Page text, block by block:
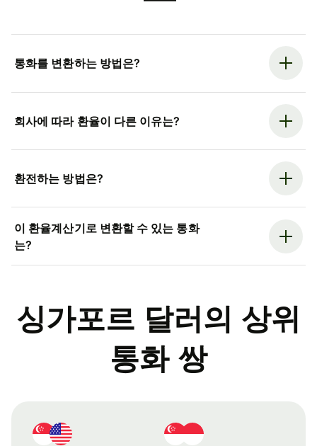
통화를 변환하는 방법은?
회사에 따라 환율이 다른 이유는?
환전하는 방법은?
이 환율계산기로 변환할 수 있는 통화
는?
싱가포르 달러의 상위
통화 쌍